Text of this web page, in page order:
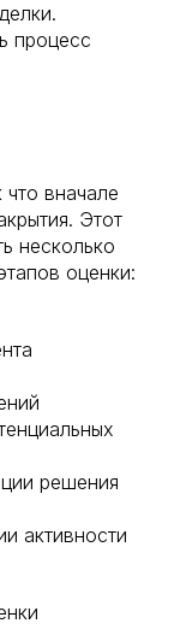
процесс
вначале
Этот
несколько
оценки:
решения
активности